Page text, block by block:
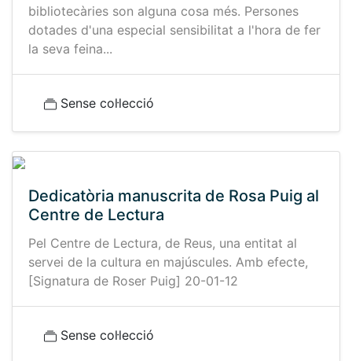
bibliotecàries son alguna cosa més. Persones
dotades d'una especial sensibilitat a l'hora de fer
la seva feina...
Sense col·lecció
Dedicatòria manuscrita de Rosa Puig al
Centre de Lectura
Pel Centre de Lectura, de Reus, una entitat al
servei de la cultura en majúscules. Amb efecte,
[Signatura de Roser Puig] 20-01-12
Sense col·lecció